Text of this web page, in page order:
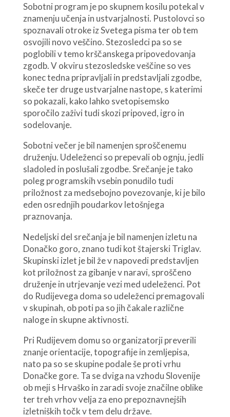
Sobotni program je po skupnem kosilu potekal v
znamenju učenja in ustvarjalnosti. Pustolovci so
spoznavali otroke iz Svetega pisma ter ob tem
osvojili novo veščino. Stezosledci pa so se
poglobili v temo krščanskega pripovedovanja
zgodb. V okviru stezosledske veščine so ves
konec tedna pripravljali in predstavljali zgodbe,
skeče ter druge ustvarjalne nastope, s katerimi
so pokazali, kako lahko svetopisemsko
sporočilo zaživi tudi skozi pripoved, igro in
sodelovanje.
Sobotni večer je bil namenjen sproščenemu
druženju. Udeleženci so prepevali ob ognju, jedli
sladoled in poslušali zgodbe. Srečanje je tako
poleg programskih vsebin ponudilo tudi
priložnost za medsebojno povezovanje, ki je bilo
eden osrednjih poudarkov letošnjega
praznovanja.
Nedeljski del srečanja je bil namenjen izletu na
Donačko goro, znano tudi kot štajerski Triglav.
Skupinski izlet je bil že v napovedi predstavljen
kot priložnost za gibanje v naravi, sproščeno
druženje in utrjevanje vezi med udeleženci. Pot
do Rudijevega doma so udeleženci premagovali
v skupinah, ob poti pa so jih čakale različne
naloge in skupne aktivnosti.
Pri Rudijevem domu so organizatorji preverili
znanje orientacije, topografije in zemljepisa,
nato pa so se skupine podale še proti vrhu
Donačke gore. Ta se dviga na vzhodu Slovenije
ob meji s Hrvaško in zaradi svoje značilne oblike
ter treh vrhov velja za eno prepoznavnejših
izletniških točk v tem delu države.